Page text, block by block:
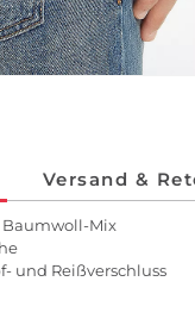
Versand &
Baumwoll-Mix
und Reißverschluss